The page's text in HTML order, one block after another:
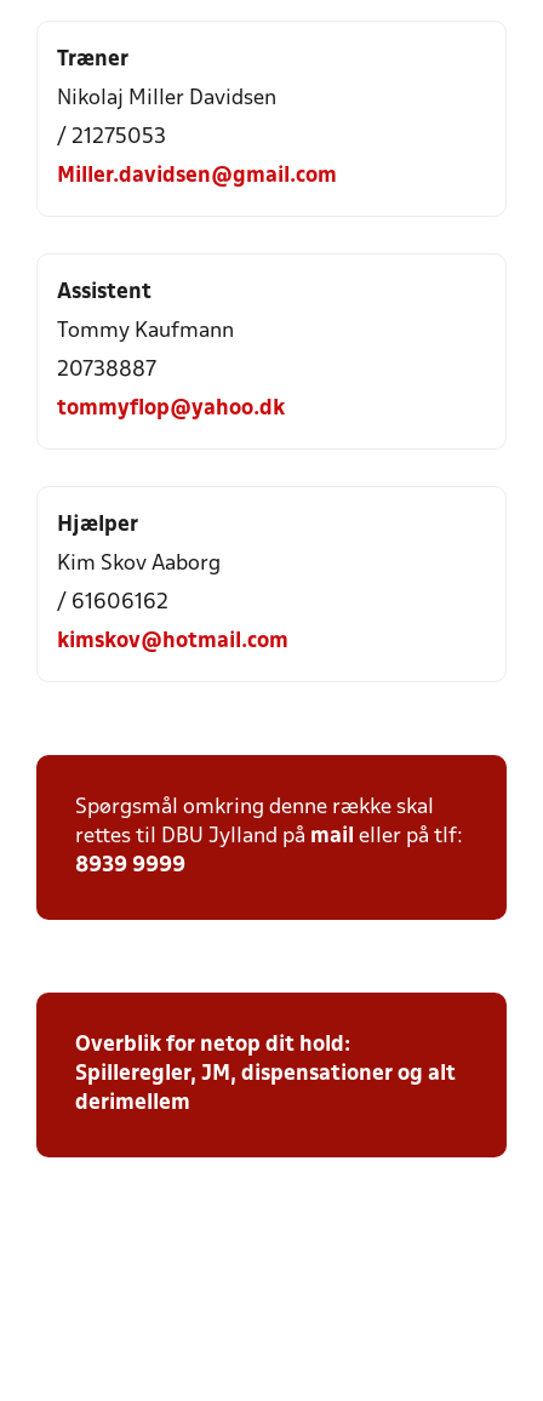
Træner
Nikolaj Miller Davidsen
/ 21275053
Miller.davidsen@gmail.com
Assistent
Tommy Kaufmann
20738887
tommyflop@yahoo.dk
Hjælper
Kim Skov Aaborg
/ 61606162
kimskov@hotmail.com
Spørgsmål omkring denne række skal
rettes til DBU Jylland på mail eller på tlf:
8939 9999
Overblik for netop dit hold:
Spilleregler, JM, dispensationer og alt
derimellem